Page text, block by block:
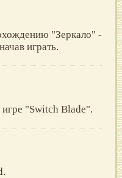
"Зеркало" -
играть.
"Switch Blade".